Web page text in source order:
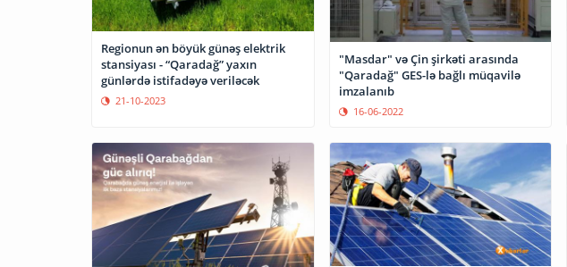
Regionun ən böyük günəş elektrik
stansiyası - “Qaradağ” yaxın
günlərdə istifadəyə veriləcək
21-10-2023
"Masdar" və Çin şirkəti arasında
"Qaradağ" GES-lə bağlı müqavilə
imzalanıb
16-06-2022